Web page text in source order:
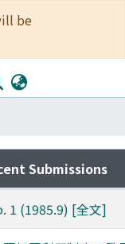
be
Submissions
1 (1985.9) [全文]